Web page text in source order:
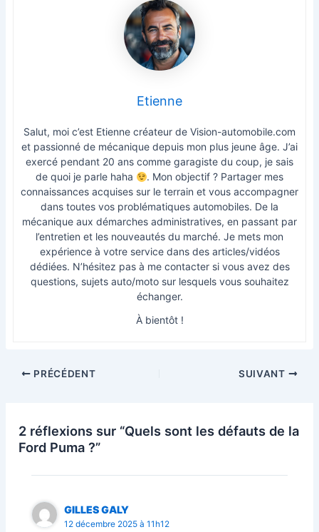
Etienne
Salut, moi c’est Etienne créateur de Vision-automobile.com
et passionné de mécanique depuis mon plus jeune âge. J’ai
exercé pendant 20 ans comme garagiste du coup, je sais
de quoi je parle haha
. Mon objectif ? Partager mes
connaissances acquises sur le terrain et vous accompagner
dans toutes vos problématiques automobiles. De la
mécanique aux démarches administratives, en passant par
l’entretien et les nouveautés du marché. Je mets mon
expérience à votre service dans des articles/vidéos
dédiées. N’hésitez pas à me contacter si vous avez des
questions, sujets auto/moto sur lesquels vous souhaitez
échanger.
À bientôt !
PRÉCÉDENT SUIVANT
2 réflexions sur “Quels sont les défauts de la
Ford Puma ?”
GILLES GALY
12 décembre 2025 à 11h12